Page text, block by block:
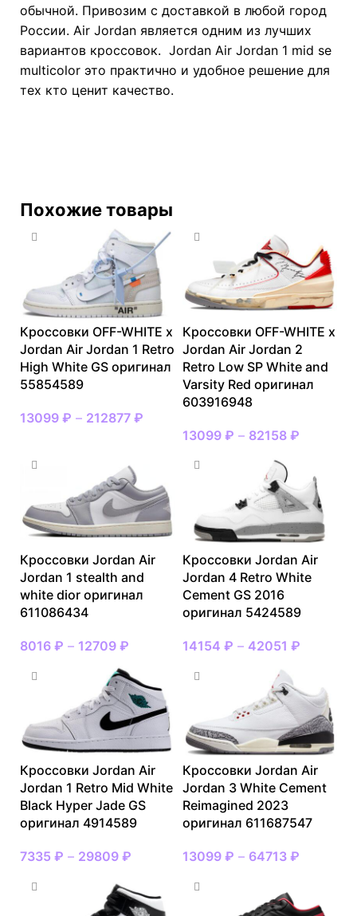
обычной. Привозим с доставкой в любой город
России. Air Jordan является одним из лучших
вариантов кроссовок. Jordan Air Jordan 1 mid se
multicolor это практично и удобное решение для
тех кто ценит качество.
Похожие товары
Кроссовки OFF-WHITE x
Jordan Air Jordan 1 Retro
High White GS оригинал
55854589
13099 ₽ – 212877 ₽
Кроссовки OFF-WHITE x
Jordan Air Jordan 2
Retro Low SP White and
Varsity Red оригинал
603916948
13099 ₽ – 82158 ₽
Кроссовки Jordan Air
Jordan 1 stealth and
white dior оригинал
611086434
8016 ₽ – 12709 ₽
Кроссовки Jordan Air
Jordan 4 Retro White
Cement GS 2016
оригинал 5424589
14154 ₽ – 42051 ₽
Кроссовки Jordan Air
Jordan 1 Retro Mid White
Black Hyper Jade GS
оригинал 4914589
7335 ₽ – 29809 ₽
Кроссовки Jordan Air
Jordan 3 White Cement
Reimagined 2023
оригинал 611687547
13099 ₽ – 64713 ₽